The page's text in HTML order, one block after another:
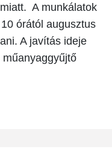
A munkálatok
órától augusztus
A javítás ideje